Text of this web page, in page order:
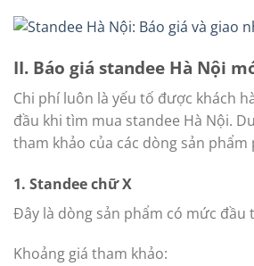
II. Báo giá standee Hà Nội
Chi phí luôn là yếu tố được khách
đầu khi tìm mua standee Hà Nội.
tham khảo của các dòng sản phẩm
1. Standee chữ X
Đây là dòng sản phẩm có mức đầu
Khoảng giá tham khảo: